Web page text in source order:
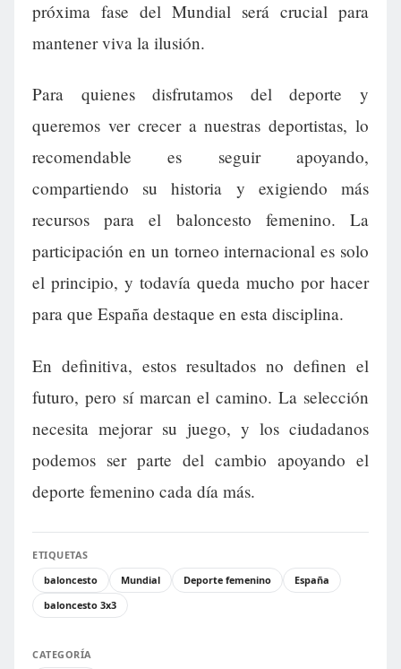
próxima fase del Mundial será crucial para
mantener viva la ilusión.
Para quienes disfrutamos del deporte y
queremos ver crecer a nuestras deportistas, lo
recomendable es seguir apoyando,
compartiendo su historia y exigiendo más
recursos para el baloncesto femenino. La
participación en un torneo internacional es solo
el principio, y todavía queda mucho por hacer
para que España destaque en esta disciplina.
En definitiva, estos resultados no definen el
futuro, pero sí marcan el camino. La selección
necesita mejorar su juego, y los ciudadanos
podemos ser parte del cambio apoyando el
deporte femenino cada día más.
ETIQUETAS
baloncesto
Mundial Deporte femenino
España
baloncesto 3x3
CATEGORÍA